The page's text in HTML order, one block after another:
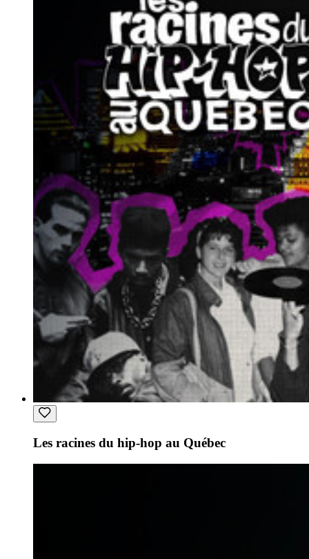
Les racines du hip-hop au Québec